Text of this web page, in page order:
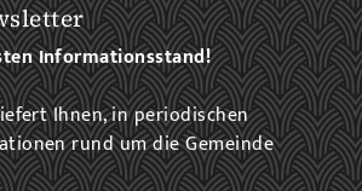
Informationsstand!
Ihnen, in periodischen
rund um die Gemeinde